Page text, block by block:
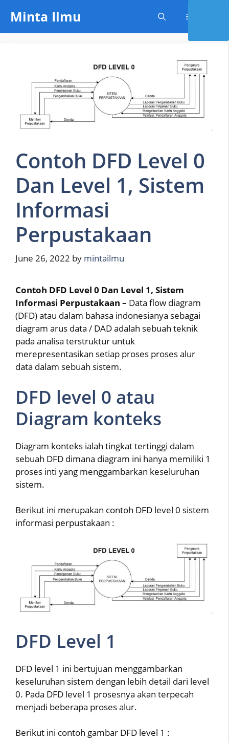
content
Minta Ilmu
Contoh DFD Level 0
Dan Level 1, Sistem
Informasi
Perpustakaan
June 26, 2022 by mintailmu
Contoh DFD Level 0 Dan Level 1, Sistem
Informasi Perpustakaan – Data flow diagram
(DFD) atau dalam bahasa indonesianya sebagai
diagram arus data / DAD adalah sebuah teknik
pada analisa terstruktur untuk
merepresentasikan setiap proses proses alur
data dalam sebuah sistem.
DFD level 0 atau
Diagram konteks
Diagram konteks ialah tingkat tertinggi dalam
sebuah DFD dimana diagram ini hanya memiliki 1
proses inti yang menggambarkan keseluruhan
sistem.
Berikut ini merupakan contoh DFD level 0 sistem
informasi perpustakaan :
DFD Level 1
DFD level 1 ini bertujuan menggambarkan
keseluruhan sistem dengan lebih detail dari level
0. Pada DFD level 1 prosesnya akan terpecah
menjadi beberapa proses alur.
Berikut ini contoh gambar DFD level 1 :